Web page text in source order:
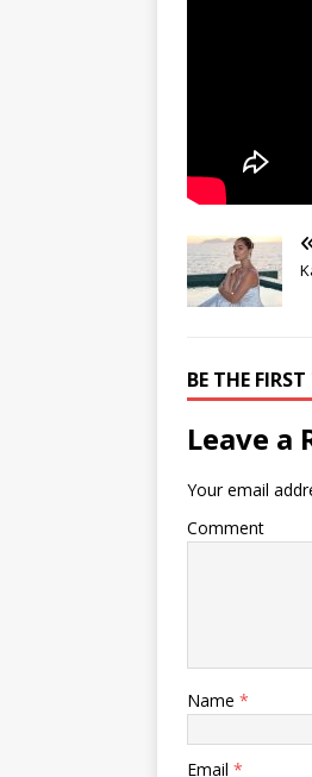
BE THE
Leave a
Your email
Comment
Name *
Email *